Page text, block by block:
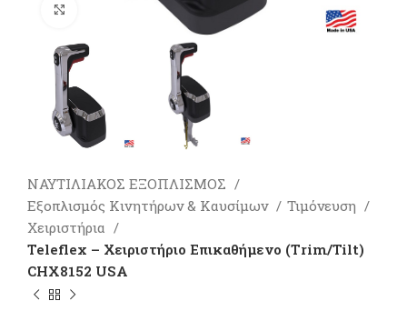
Πατήστε για μεγέθυνση
ΝΑΥΤΙΛΙΑΚΟΣ ΕΞΟΠΛΙΣΜΟΣ
Εξοπλισμός Κινητήρων & Καυσίμων
Τιμόνευση
Χειριστήρια
Teleflex – Χειριστήριo Επικαθήμενο (Trim/Tilt)
CHX8152 USA